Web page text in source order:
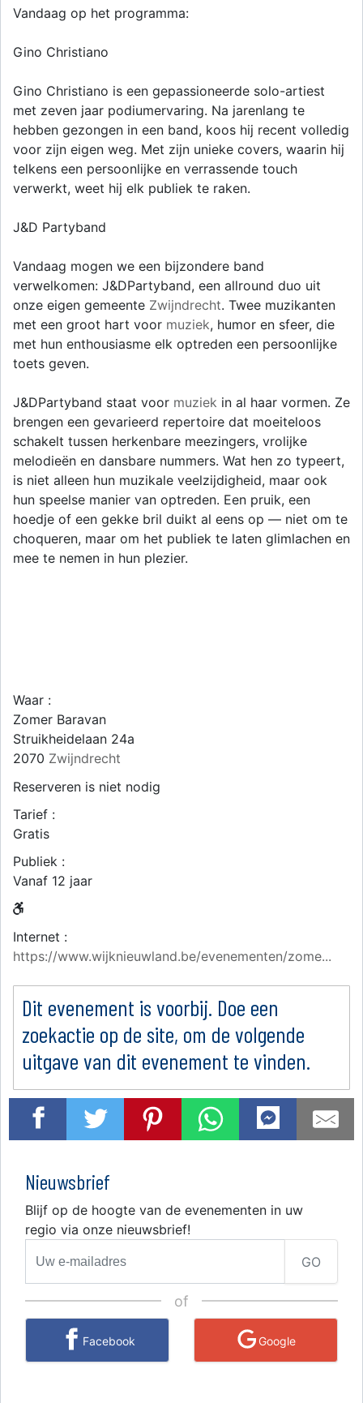
Vandaag op het programma:
Gino Christiano
Gino Christiano is een gepassioneerde solo-artiest
met zeven jaar podiumervaring. Na jarenlang te
hebben gezongen in een band, koos hij recent volledig
voor zijn eigen weg. Met zijn unieke covers, waarin hij
telkens een persoonlijke en verrassende touch
verwerkt, weet hij elk publiek te raken.
J&D Partyband
Vandaag mogen we een bijzondere band
verwelkomen: J&DPartyband, een allround duo uit
onze eigen gemeente Zwijndrecht. Twee muzikanten
met een groot hart voor muziek, humor en sfeer, die
met hun enthousiasme elk optreden een persoonlijke
toets geven.
J&DPartyband staat voor muziek in al haar vormen. Ze
brengen een gevarieerd repertoire dat moeiteloos
schakelt tussen herkenbare meezingers, vrolijke
melodieën en dansbare nummers. Wat hen zo typeert,
is niet alleen hun muzikale veelzijdigheid, maar ook
hun speelse manier van optreden. Een pruik, een
hoedje of een gekke bril duikt al eens op — niet om te
choqueren, maar om het publiek te laten glimlachen en
mee te nemen in hun plezier.
Waar :
Zomer Baravan
Struikheidelaan 24a
2070 Zwijndrecht
Reserveren is niet nodig
Tarief :
Gratis
Publiek :
Vanaf 12 jaar
Internet :
https://www.wijknieuwland.be/evenementen/zome...
Dit evenement is voorbij. Doe een
zoekactie op de site, om de volgende
uitgave van dit evenement te vinden.
Nieuwsbrief
Blijf op de hoogte van de evenementen in uw
regio via onze nieuwsbrief!
GO
of
Facebook Google